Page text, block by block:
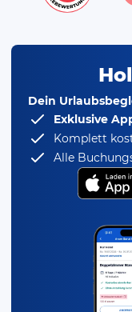
Dein
Exklusive
Komplett
Alle